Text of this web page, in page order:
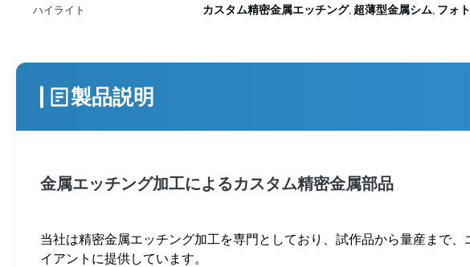
ハイライト カスタム精密金属エッチング, 超薄型金属シム, フォ
製品説明
金属エッチング加工によるカスタム精密金属部品
当社は精密金属エッチング加工を専門としており、試作品から量産まで
イアントに提供しています。